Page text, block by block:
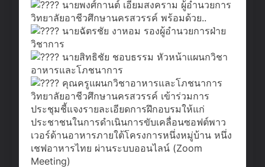
นายพงศ์กานต์ เอี่ยมสงคราม ผู้อำนวยการ
วิทยาลัยอาชีวศึกษานครสวรรค์ พร้อมด้วย..
นายฉัตรชัย งาหอม รองผู้อำนวยการฝ่าย
วิชาการ
นายสิทธิชัย ชอบธรรม หัวหน้าแผนกวิชา
อาหารและโภชนาการ
คุณครูแผนกวิชาอาหารและโภชนาการ
วิทยาลัยอาชีวศึกษานครสวรรค์ เข้าร่วมการ
ประชุมชี้แจงรายละเอียดการฝึกอบรมให้แก่
ประชาชนในการดำเนินการขับเคลื่อนซอฟต์พาว
เวอร์ด้านอาหารภายใต้โครงการหนึ่งหมู่บ้าน หนึ่ง
เชฟอาหารไทย ผ่านระบบออนไลน์ (Zoom
Meeting)